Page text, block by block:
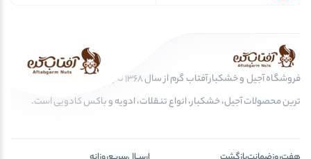
فروشگاه آجیل و خشکبار آفتاب گرم از سال 1368 تا به امروز، عرضه کننده مرغوب
ترین محصولات آجیل، خشکبار، انواع تنقلات، ادویه و باکس کادویی است.